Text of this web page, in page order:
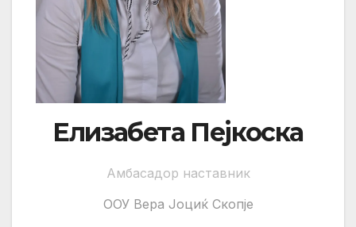
Елизабета Пејкоска
Амбасадор наставник
ООУ Вера Јоциќ Скопје